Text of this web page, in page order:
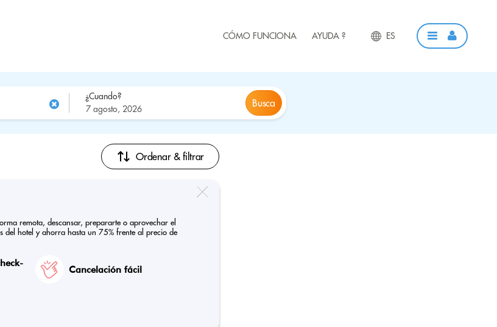
CÓMO FUNCIONA AYUDA ? ES
¿Cuando?
Busca
Ordenar & filtrar
remota, descansar, prepararte o aprovechar el
del hotel y ahorra hasta un 75% frente al precio de
Cancelación fácil